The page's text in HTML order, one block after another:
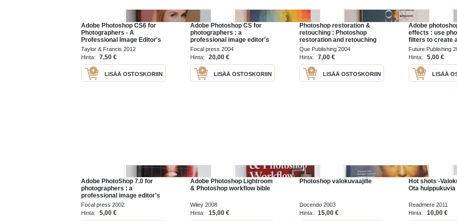
Adobe Photoshop CS6 for
Photographers - A
Professional Image Editor's
Guide to the Creative Use of
Photoshop for the Macintosh
and PC
Taylor & Francis 2012
Hinta:
7,50 €
LISÄÄ OSTOSKORIIN
Adobe Photoshop CS for
photographers : a
professional image editor's
guide to the creative use of
Photoshop for the Macintosh
and PC (CD not included)
Focal press 2004
Hinta:
20,00 €
LISÄÄ OSTOSKORIIN
Photoshop restoration &
retouching : Photoshop
restoration and retouching
Que Publishing 2004
Hinta:
7,00 €
LISÄÄ OSTOSKORIIN
Adobe
effects : use
filters to create
results instantly
Future Publishing
Hinta:
5,00 €
LISÄÄ
Adobe PhotoShop 7.0 for
photographers : a
professional image editor's
guide to the creative use of
PhotoShop for the Macintosh
and PC
Focal press 2002
Hinta:
5,00 €
Adobe Photoshop Lightroom
& Photoshop workflow bible
Wiley 2008
Hinta:
15,00 €
Photoshop valokuvaajille
Docendo 2003
Hinta:
15,00 €
Hot shots -
Ota
Readmere 2011
Hinta:
10,00 €